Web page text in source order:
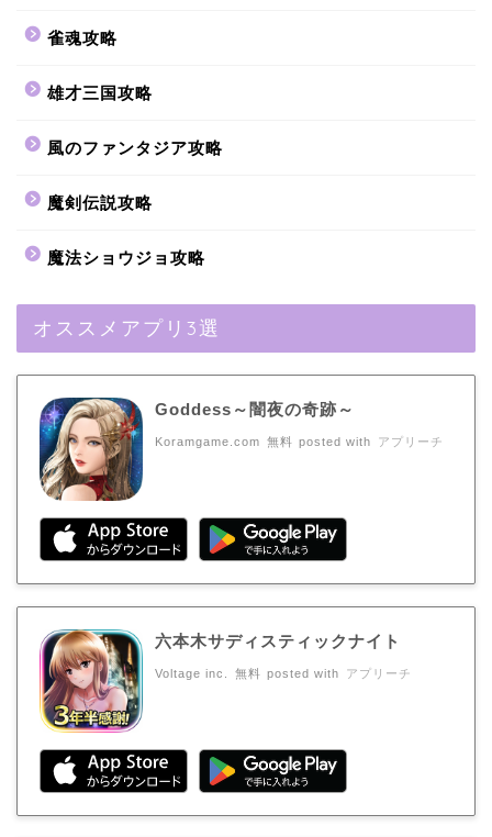
雀魂攻略
雄才三国攻略
風のファンタジア攻略
魔剣伝説攻略
魔法ショウジョ攻略
オススメアプリ3選
Goddess～闇夜の奇跡～
Koramgame.com 無料 posted with アプリーチ
六本木サディスティックナイト
Voltage inc. 無料 posted with アプリーチ